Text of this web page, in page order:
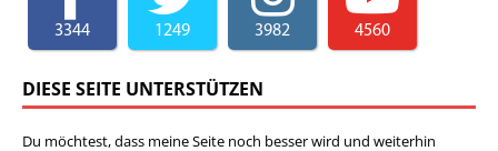
3344 1249 3982 4560
DIESE SEITE UNTERSTÜTZEN
Du möchtest, dass meine Seite noch besser wird und weiterhin